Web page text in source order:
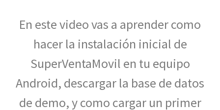
En este video vas a aprender como
hacer la instalación inicial de
SuperVentaMovil en tu equipo
Android, descargar la base de datos
de demo, y como cargar un primer